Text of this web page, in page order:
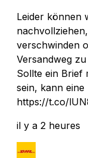
Leider können
verschwinden
Versandweg
Sollte ein Brief
sein, kann
https://t.co/
il y a 2 heures